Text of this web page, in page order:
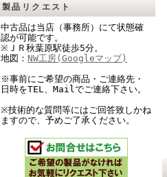
製品リクエスト
中古品は当店（事務所）にて状態確
認が可能です。
※ＪＲ秋葉原駅徒歩5分。
地図： NW工房(Googleマップ)
※事前にご希望の商品・ご連絡先・
日時をTEL、Mailでご連絡下さい。
※技術的な質問等にはご回答致しかね
ますので、予めご了承ください。